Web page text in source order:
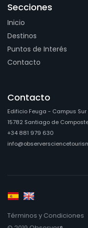
Secciones
Inicio
Destinos
Puntos de Interés
Contacto
Contacto
Edificio Feuga - Campus Sur
15782 Santiago de
+34 881 979 630
Términos y Condiciones